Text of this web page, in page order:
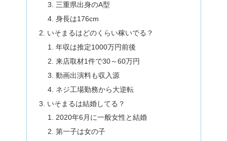
三重県出身のA型
身長は176cm
いそまるはどのくらい稼いでる？
年収は推定1000万円前後
来店取材1件で30～60万円
動画出演料も収入源
ネジ工場勤務から大逆転
いそまるは結婚してる？
2020年6月に一般女性と結婚
第一子は女の子